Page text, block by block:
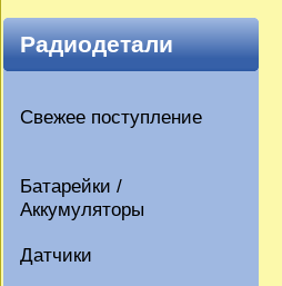
Радиодетали
Свежее поступление
Батарейки /
Аккумуляторы
Датчики